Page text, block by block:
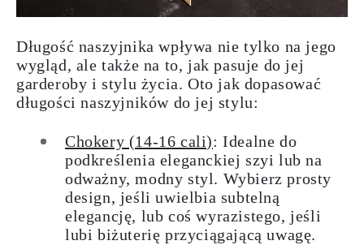
Długość naszyjnika wpływa nie tylko na jego
wygląd, ale także na to, jak pasuje do jej
garderoby i stylu życia. Oto jak dopasować
długości naszyjników do jej stylu:
Chokery (14-16 cali): Idealne do
podkreślenia eleganckiej szyi lub na
odważny, modny styl. Wybierz prosty
design, jeśli uwielbia subtelną
elegancję, lub coś wyrazistego, jeśli
lubi biżuterię przyciągającą uwagę.